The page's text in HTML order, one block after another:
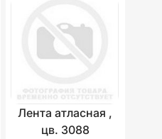
Лента атласная ,
цв. 3088